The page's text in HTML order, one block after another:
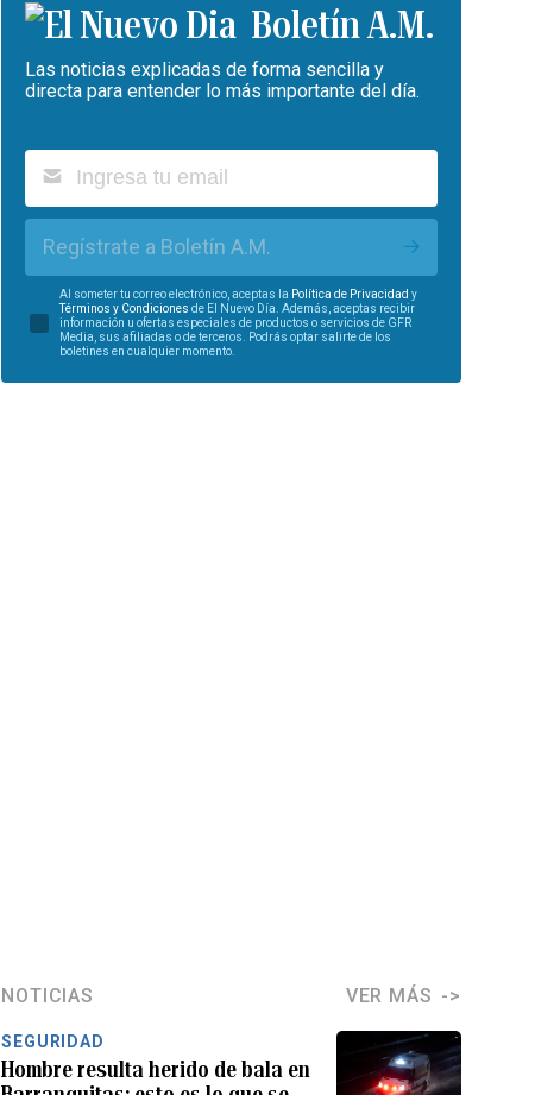
Boletín A.M.
Las noticias explicadas de forma sencilla y
directa para entender lo más importante del día.
Regístrate a Boletín A.M.
Al someter tu correo electrónico, aceptas la Política de Privacidad y
Términos y Condiciones de El Nuevo Día. Además, aceptas recibir
información u ofertas especiales de productos o servicios de GFR
Media, sus afiliadas o de terceros. Podrás optar salirte de los
boletines en cualquier momento.
NOTICIAS VER MÁS
SEGURIDAD
Hombre resulta herido de bala en